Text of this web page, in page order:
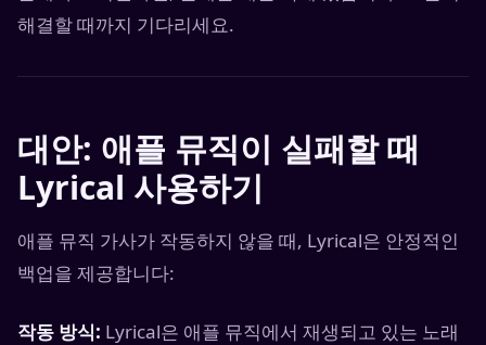
해결할 때까지 기다리세요.
대안: 애플 뮤직이 실패할 때
Lyrical 사용하기
애플 뮤직 가사가 작동하지 않을 때, Lyrical은 안정적인
백업을 제공합니다:
작동 방식: Lyrical은 애플 뮤직에서 재생되고 있는 노래